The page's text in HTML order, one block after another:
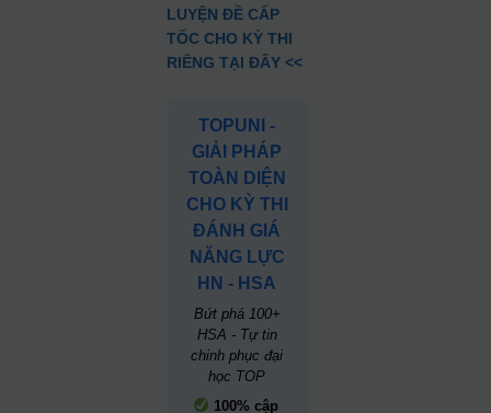
LUYỆN ĐỀ CẤP
TỐC CHO KỲ THI
RIÊNG TẠI ĐÂY <<
TOPUNI -
GIẢI PHÁP
TOÀN DIỆN
CHO KỲ THI
ĐÁNH GIÁ
NĂNG LỰC
HN - HSA
Bứt phá 100+
HSA - Tự tin
chinh phục đại
học TOP
100% cập